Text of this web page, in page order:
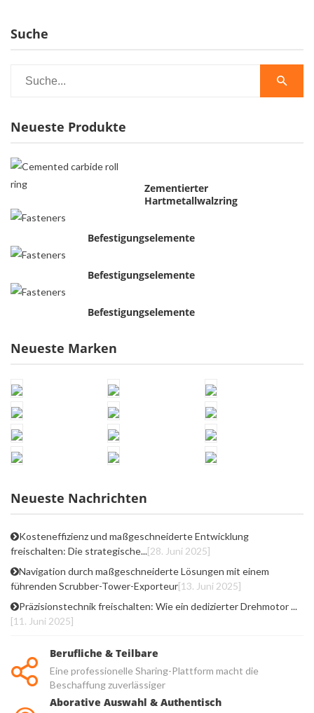
Suche
Neueste Produkte
Zementierter
Hartmetallwalzring
Befestigungselemente
Befestigungselemente
Befestigungselemente
Neueste Marken
Neueste Nachrichten
Kosteneffizienz und maßgeschneiderte Entwicklung
freischalten: Die strategische...[28. Juni 2025]
Navigation durch maßgeschneiderte Lösungen mit einem
führenden Scrubber-Tower-Exporteur[13. Juni 2025]
Präzisionstechnik freischalten: Wie ein dedizierter Drehmotor ...
[11. Juni 2025]
Berufliche & Teilbare
Eine professionelle Sharing-Plattform macht die
Beschaffung zuverlässiger
Aborative Auswahl & Authentisch